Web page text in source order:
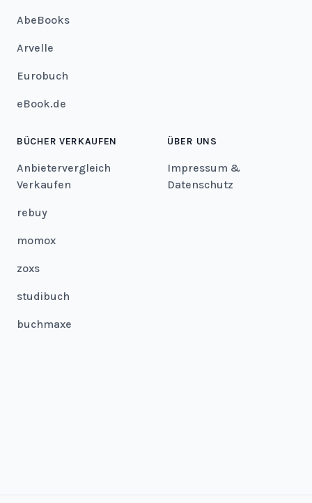
AbeBooks
Arvelle
Eurobuch
eBook.de
BÜCHER VERKAUFEN
Anbietervergleich
Verkaufen
rebuy
momox
zoxs
studibuch
buchmaxe
ÜBER UNS
Impressum &
Datenschutz